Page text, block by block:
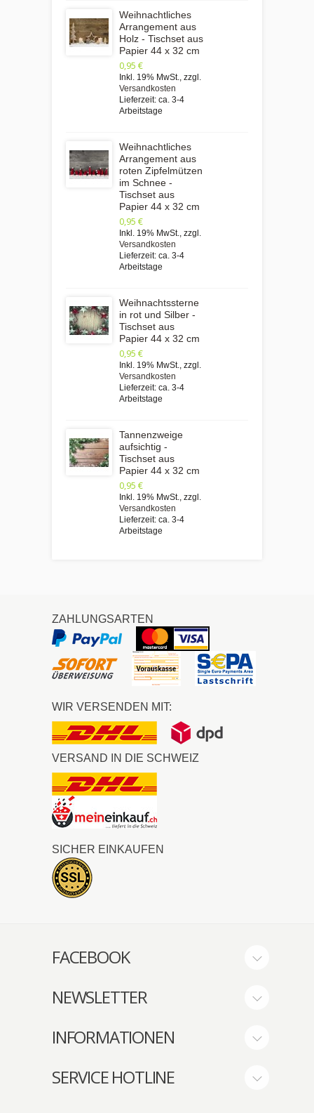
Weihnachtliches
Arrangement aus
Holz - Tischset aus
Papier 44 x 32 cm
0,95 €
Inkl. 19% MwSt. zzgl.
Versandkosten
Lieferzeit: ca. 3-4
Arbeitstage
Weihnachtliches
Arrangement aus
roten Zipfelmützen
im Schnee -
Tischset aus
Papier 44 x 32 cm
0,95 €
Inkl. 19% MwSt. zzgl.
Versandkosten
Lieferzeit: ca. 3-4
Arbeitstage
Weihnachtssterne
in rot und Silber -
Tischset aus
Papier 44 x 32 cm
0,95 €
Inkl. 19% MwSt. zzgl.
Versandkosten
Lieferzeit: ca. 3-4
Arbeitstage
Tannenzweige
aufsichtig -
Tischset aus
Papier 44 x 32 cm
0,95 €
Inkl. 19% MwSt. zzgl.
Versandkosten
Lieferzeit: ca. 3-4
Arbeitstage
ZAHLUNGSARTEN
WIR VERSENDEN MIT:
VERSAND IN DIE SCHWEIZ
SICHER EINKAUFEN
FACEBOOK
NEWSLETTER
INFORMATIONEN
SERVICE HOTLINE